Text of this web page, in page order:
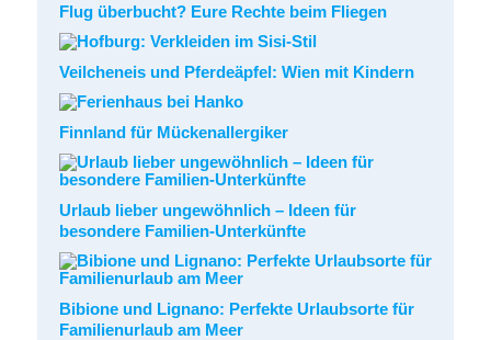
Flug überbucht? Eure Rechte beim Fliegen
Veilcheneis und Pferdeäpfel: Wien mit Kindern
Finnland für Mückenallergiker
Urlaub lieber ungewöhnlich – Ideen für
besondere Familien-Unterkünfte
Bibione und Lignano: Perfekte Urlaubsorte für
Familienurlaub am Meer